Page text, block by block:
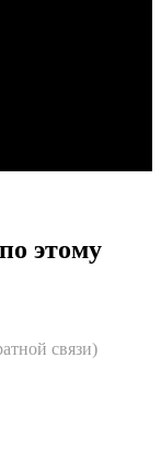
этому
связи)